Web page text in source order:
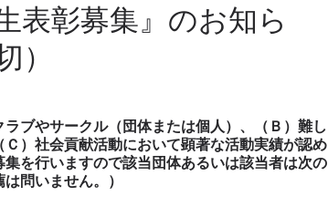
表彰募集』のお知ら
ブやサークル（団体または個人）、（Ｂ）難し
）社会貢献活動において顕著な活動実績が認め
を行いますので該当団体あるいは該当者は次の
問いません。）